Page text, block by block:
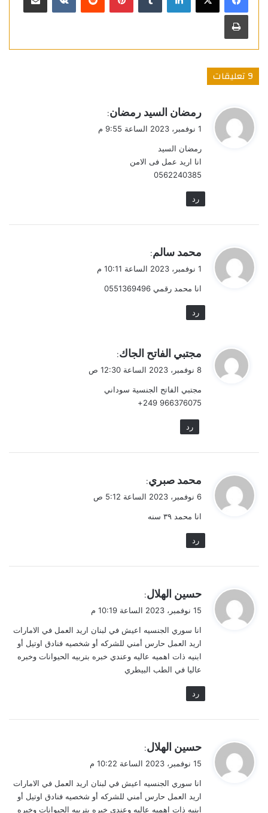
طباعة
‫9 تعليقات
ق
ل
رمضان السيد رمضان:
1 نوفمبر، 2023 الساعة 9:55 م
رمضان السيد
انا اريد عمل فى الامن
0562240385
رد
ق
ل
محمد سالم:
1 نوفمبر، 2023 الساعة 10:11 م
انا محمد رقمي 0551369496
رد
ق
ل
مجتبي الفاتح الجاك:
8 نوفمبر، 2023 الساعة 12:30 ص
مجتبي الفاتح الجنسية سوداني
966376075 249+
رد
ق
ل
محمد صبري:
6 نوفمبر، 2023 الساعة 5:12 ص
انا محمد ٣٩ سنه
رد
ي
ق
ل
حسين الهلال:
15 نوفمبر، 2023 الساعة 10:19 م
انا سوري الجنسيه اعيش في لبنان اريد العمل في الامارات
اريد العمل حارس أمني للشركه أو شخصيه فنادق اوتيل أو
ابنيه ذات اهميه عاليه وعندي خبره بتربيه الحيوانات وخبره
عاليا في الطب البيطري
رد
ي
ق
ل
حسين الهلال:
15 نوفمبر، 2023 الساعة 10:22 م
انا سوري الجنسيه اعيش في لبنان اريد العمل في الامارات
اريد العمل حارس أمني للشركه أو شخصيه فنادق اوتيل أو
ابنيه ذات اهميه عاليه وعندي خبره بتربيه الحيوانات وخبره